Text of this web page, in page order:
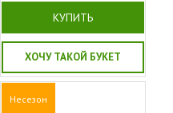
КУПИТЬ
ХОЧУ ТАКОЙ БУКЕТ
Несезон